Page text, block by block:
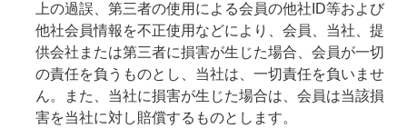
上の過誤、第三者の使用による会員の他社ID等および
他社会員情報を不正使用などにより、会員、当社、提
供会社または第三者に損害が生じた場合、会員が一切
の責任を負うものとし、当社は、一切責任を負いませ
ん。また、当社に損害が生じた場合は、会員は当該損
害を当社に対し賠償するものとします。